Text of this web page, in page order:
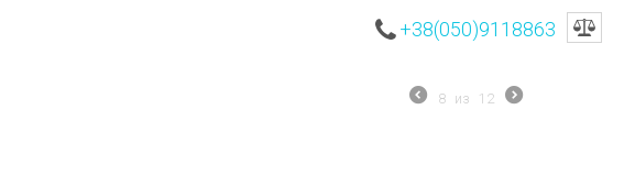
+38(050)9118863
8 из 12